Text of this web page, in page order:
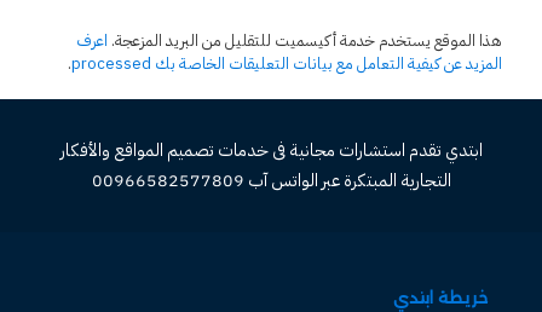
هذا الموقع يستخدم خدمة أكيسميت للتقليل من البريد المزعجة. اعرف
المزيد عن كيفية التعامل مع بيانات التعليقات الخاصة بك processed
.
ابتدي تقدم استشارات مجانية فى خدمات تصميم المواقع والأفكار
التجارية المبتكرة عبر الواتس آب 00966582577809
خريطة ابتدي